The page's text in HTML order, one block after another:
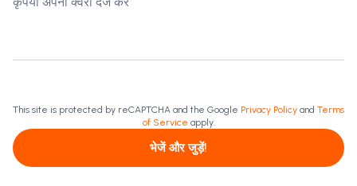
This site is protected by reCAPTCHA and the Google Privacy Policy and Terms
of Service apply.
भेजें और जुड़ें!